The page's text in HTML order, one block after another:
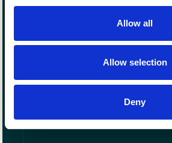
Allow all
Allow selection
Deny
Try
Elke deelnemer bepaalt zelf welke
de ontwikkeling dient uiteindelijk
gedrag binnen de gekozen context.